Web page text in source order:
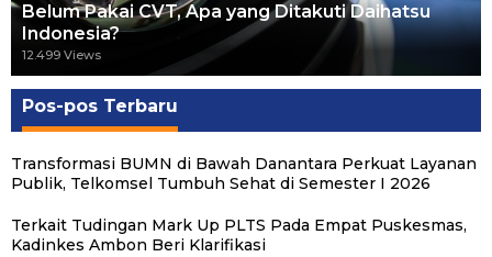
Belum Pakai CVT, Apa yang Ditakuti Daihatsu
Indonesia?
12.499 Views
Pos-pos Terbaru
Transformasi BUMN di Bawah Danantara Perkuat Layanan
Publik, Telkomsel Tumbuh Sehat di Semester I 2026
Terkait Tudingan Mark Up PLTS Pada Empat Puskesmas,
Kadinkes Ambon Beri Klarifikasi